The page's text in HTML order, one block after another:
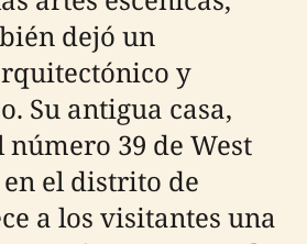
dejó un
y
Su antigua casa,
39 de West
el distrito de
a los visitantes una